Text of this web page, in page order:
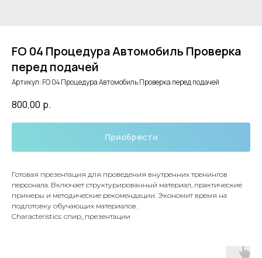
FO 04 Процедура Автомобиль Проверка
перед подачей
Артикул:FO 04 Процедура Автомобиль Проверка перед подачей
800,00 р.
Приобрести
Готовая презентация для проведения внутренних тренингов
персонала. Включает структурированный материал, практические
примеры и методические рекомендации. Экономит время на
подготовку обучающих материалов.
Characteristics: спир_презентации